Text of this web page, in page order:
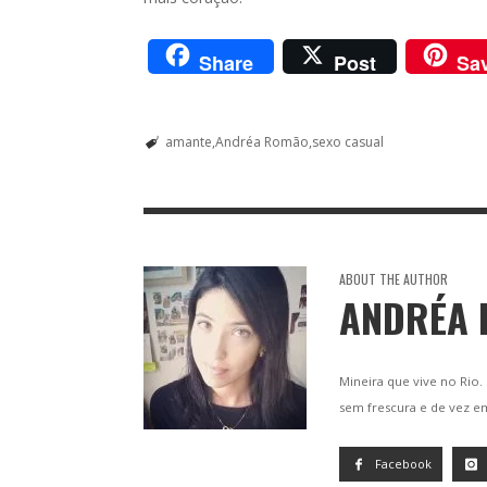
Share Post
amante Andréa Romão sexo casual
ABOUT THE AUTHOR
ANDRÉA
Mineira que vive no Rio.
sem frescura e de vez
Facebook